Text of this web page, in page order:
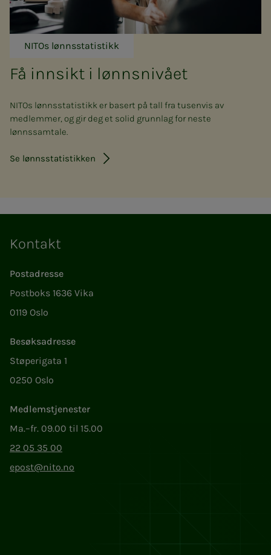
NITOs lønnsstatistikk
Få innsikt i lønnsnivået
NITOs lønnsstatistikk er basert på tall fra tusenvis av
medlemmer, og gir deg et solid grunnlag for neste
lønnssamtale.
Se lønnsstatistikken
Kontakt
Postadresse
Postboks 1636 Vika
0119 Oslo
Besøksadresse
Støperigata 1
0250 Oslo
Medlemstjenester
Ma.–fr. 09.00 til 15.00
22 05 35 00
epost@nito.no